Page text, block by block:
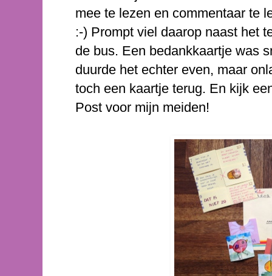
mee te lezen en commentaar te
:-) Prompt viel daarop naast het
de bus. Een bedankkaartje was
duurde het echter even, maar
toch een kaartje terug. En kijk
Post voor mijn meiden!